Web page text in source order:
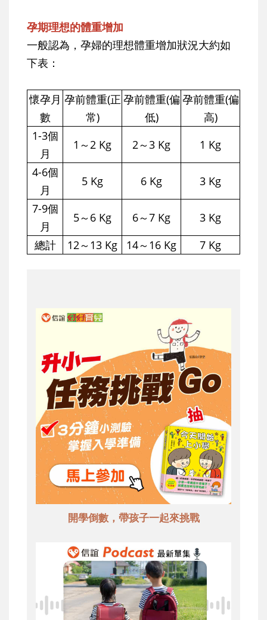
孕期理想的體重增加
一般認為，孕婦的理想體重增加狀況大約如
下表：
懷孕月
數
孕前體重(正
常)
孕前體重(偏
低)
孕前體重(偏
高)
1-3個
月
1～2 Kg 2～3 Kg
1 Kg
4-6個
月
5 Kg 6 Kg
3 Kg
7-9個
月
5～6 Kg 6～7 Kg
3 Kg
總計
12～13 Kg 14～16 Kg 7 Kg
開學倒數，帶孩子一起來挑戰